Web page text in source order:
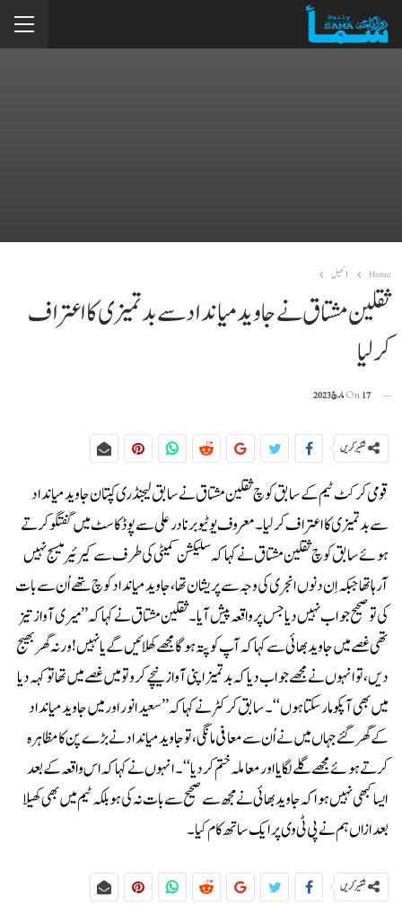
Home 1کھیل
ثقلین مشتاق نے جاوید میانداد سے بدتمیزی کا اعتراف
کرلیا
On17 مارچ 2023
شئیر کریں
قومی کرکٹ ٹیم کے سابق کوچ ثقلین مشتاق نے سابق لیجنڈری کپتان جاوید میانداد
سے بدتمیزی کا اعتراف کرلیا۔معروف یوٹیوبر نادر علی سے پوڈ کاسٹ میں گفتگو کرتے
ہوئے سابق کوچ ثقلین مشتاق نے کہا کہ سلیکشن کمیٹی کی طرف سے کیرئیر میسج نہیں
آرہا تھا جبکہ اِن دنوں انجری کی وجہ سے پریشان تھا، جاوید میانداد کوچ تھے اُن سے بات
کی تو صحیح جواب نہیں دیا جس پر واقعہ پیش آیا۔ثقلین مشتاق نے کہا کہ ’’میری آواز تیز
تھی غصے میں جاوید بھائی سے کہا کہ آپ کو پتہ ہوگا مجھے کھلائیں گے یا نہیں! ورنہ گھر بھیج
دیں، تو انہوں نے مجھے جواب دیا کہ بدتمیز اپنی آواز نیچے کرو تو میں غصے میں تھا تو کہہ دیا
میں بھی آپکو مار سکتا ہوں‘‘۔سابق کرکٹر نے کہا کہ ’’سعید انور اور میں جاوید میانداد
کے گھر گئے جہاں میں نے اُن سے معافی مانگی، تو جاوید میانداد نے بڑے پن کا مظاہرہ
کرتے ہوئے مجھے گلے لگایا اور معاملہ ختم کردیا‘‘۔انہوں نے کہا کہ اس واقعہ کے بعد
ایسا کبھی نہیں ہوا کہ جاوید بھائی نے مجھ سے صحیح سے بات نہ کی ہو بلکہ ٹیم میں بھی کھیلا
بعدازاں ہم نے پی ٹی وی پر ایک ساتھ کام کیا۔
شئیر کریں